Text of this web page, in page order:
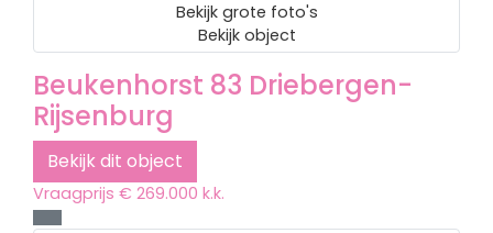
Bekijk grote foto's
Bekijk object
Beukenhorst 83 Driebergen-
Rijsenburg
Bekijk dit object
Vraagprijs € 269.000 k.k.